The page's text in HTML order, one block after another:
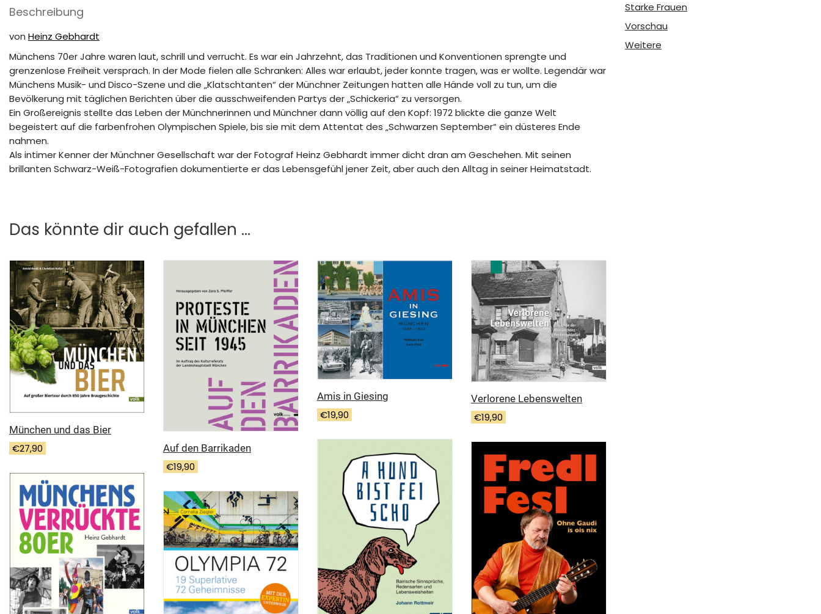
Beschreibung
von Heinz Gebhardt
Münchens 70er Jahre waren laut, schrill und verrucht. Es war ein Jahrzehnt, das Traditionen und Konventionen sprengte und
grenzenlose Freiheit versprach. In der Mode fielen alle Schranken: Alles war erlaubt, jeder konnte tragen, was er wollte. Legendär war
Münchens Musik- und Disco-Szene und die „Klatschtanten“ der Münchner Zeitungen hatten alle Hände voll zu tun, um die
Bevölkerung mit täglichen Berichten über die ausschweifenden Partys der „Schickeria“ zu versorgen.
Ein Großereignis stellte das Leben der Münchnerinnen und Münchner dann völlig auf den Kopf: 1972 blickte die ganze Welt
begeistert auf die farbenfrohen Olympischen Spiele, bis sie mit dem Attentat des „Schwarzen September“ ein düsteres Ende
nahmen.
Als intimer Kenner der Münchner Gesellschaft war der Fotograf Heinz Gebhardt immer dicht dran am Geschehen. Mit seinen
brillanten Schwarz-Weiß-Fotografien dokumentierte er das Lebensgefühl jener Zeit, aber auch den Alltag in seiner Heimatstadt.
Das könnte dir auch gefallen …
München und das Bier
€27,90 Auf den Barrikaden
€19,90
Amis in Giesing
€19,90
Verlorene Lebenswelten
€19,90
Starke Frauen
Vorschau
Weitere